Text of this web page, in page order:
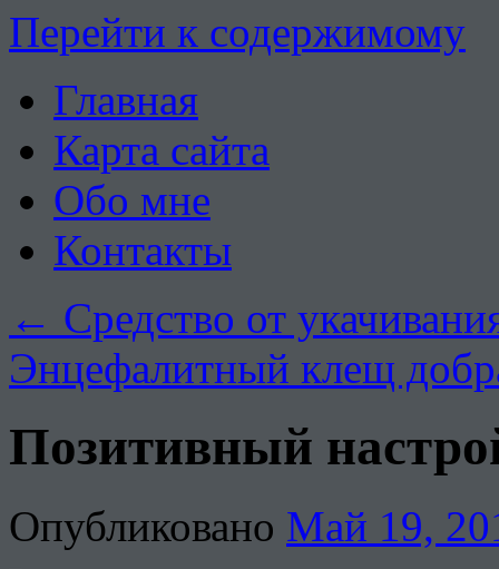
Перейти к содержимому
Главная
Карта сайта
Обо мне
Контакты
← Средство от
Энцефалитный клещ
Позитивный
Опубликовано Май 19,